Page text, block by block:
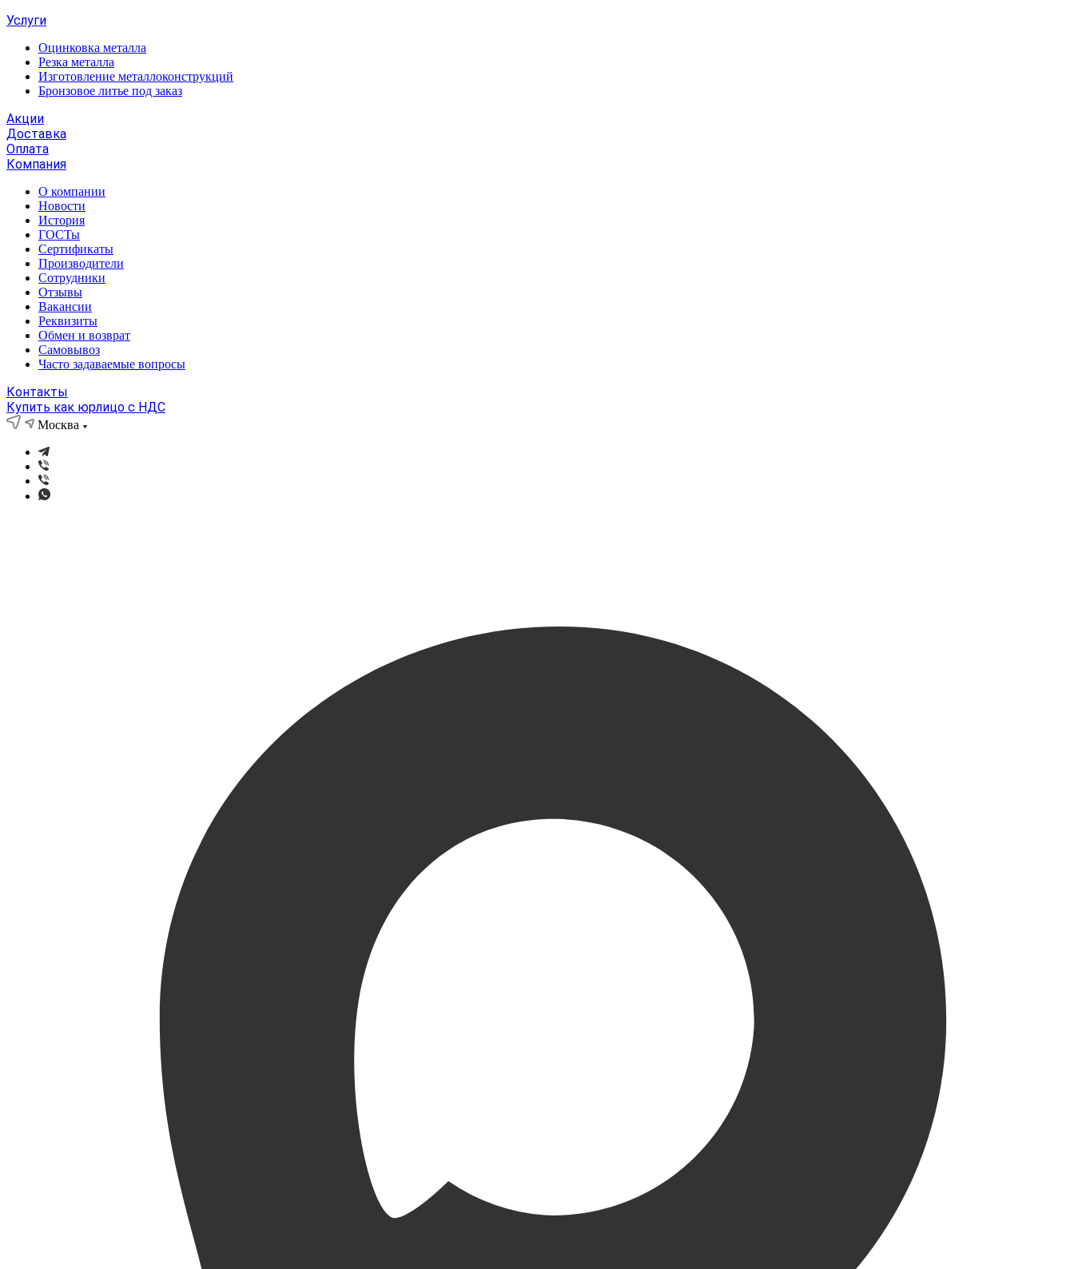
Услуги
Оцинковка металла
Резка металла
Изготовление металлоконструкций
Бронзовое литье под заказ
Акции
Доставка
Оплата
Компания
О компании
Новости
История
ГОСТы
Сертификаты
Производители
Сотрудники
Отзывы
Вакансии
Реквизиты
Обмен и возврат
Самовывоз
Часто задаваемые вопросы
Контакты
Купить как юрлицо с НДС
Москва